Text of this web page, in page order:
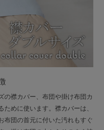
の襟カバー、布団や掛け布団カ
めに使います。襟カバーは、
布団の首元に付いた汚れもすぐ